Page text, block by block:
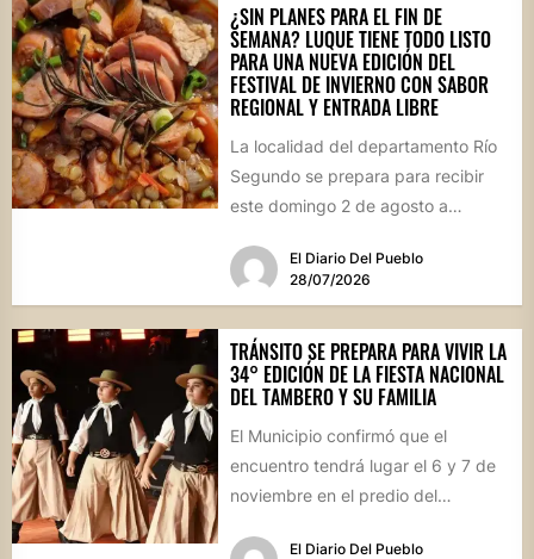
¿SIN PLANES PARA EL FIN DE
SEMANA? LUQUE TIENE TODO LISTO
PARA UNA NUEVA EDICIÓN DEL
FESTIVAL DE INVIERNO CON SABOR
REGIONAL Y ENTRADA LIBRE
La localidad del departamento Río
Segundo se prepara para recibir
este domingo 2 de agosto a
El Diario Del Pueblo
28/07/2026
TRÁNSITO SE PREPARA PARA VIVIR LA
34° EDICIÓN DE LA FIESTA NACIONAL
DEL TAMBERO Y SU FAMILIA
El Municipio confirmó que el
encuentro tendrá lugar el 6 y 7 de
noviembre en el predio del
El Diario Del Pueblo